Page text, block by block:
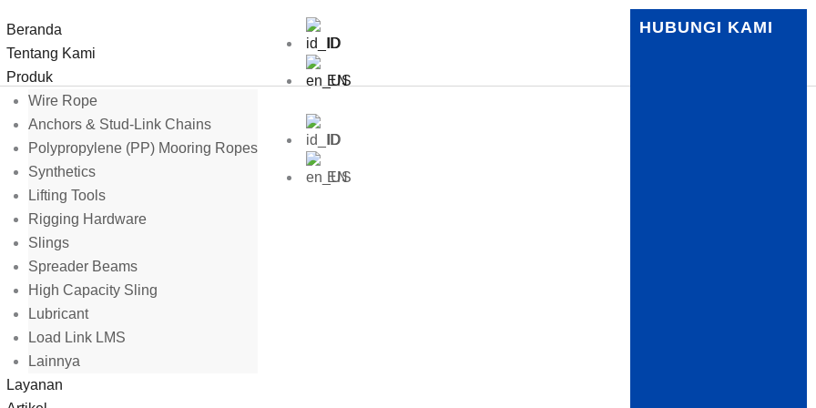
Beranda
Tentang Kami
Produk
Wire Rope
Anchors & Stud-Link Chains
Polypropylene (PP) Mooring Ropes
Synthetics
Lifting Tools
Rigging Hardware
Slings
Spreader Beams
High Capacity Sling
Lubricant
Load Link LMS
Lainnya
Layanan
ID
EN
ID
EN
HUBUNGI KAMI